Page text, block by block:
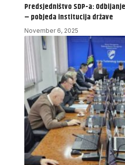
Predsjedništvo SDP-a:
– pobjeda institucija države
November 6, 2025